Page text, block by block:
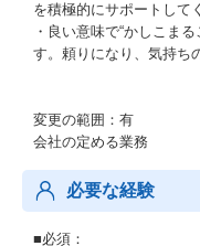
を積極的にサポートして
・良い意味で“かしこま
す。頼りになり、気持ち
変更の範囲：有
会社の定める業務
必要な経験
■必須：